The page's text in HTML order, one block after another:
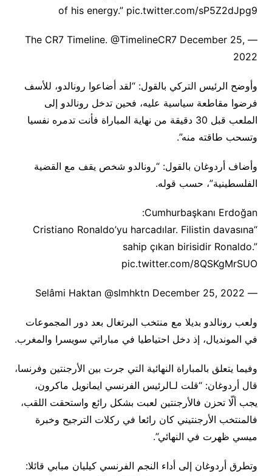
of his energy.” pic.twitter.com/sP5Z2dJpg9
— The CR7 Timeline. @TimelineCR7 December 25,
2022
وأوضح الرئيس التركي بالقول: “لقد أضاعوا رونالدو، للأسف
فرضوا مقاطعة سياسية عليه، فحين تدخل رونالدو إلى
الملعب قبل 30 دقيقة من نهاية المباراة فأنت تدمره نفسيا
وتسحب طاقته منه”.
وأضاف أردوغان بالقول: “رونالدو شخص يقف مع القضية
الفلسطينية”، حسب قوله.
Cumhurbaşkanı Erdoğan:
“Cristiano Ronaldo’yu harcadılar. Filistin davasına
sahip çıkan birisidir Ronaldo.”
pic.twitter.com/8QSKgMrSUO
— Selâmi Haktan @slmhktn December 25, 2022
ولعب رونالدو بديلا مع منتخب البرتغال بعد دور المجموعات
في المونديال، إذ دخل احتياطيا في مباراتي سويسرا والمغرب.
وفيما يتعلق بالمباراة النهائية التي جرت بين الأرجنتين وفرنسا،
قال أردوغان: “قلت لـالرئيس الفرنسي ايمانويل ماكرون،
يجب ألّا تحزن فالأرجنتين لعبت بشكل رائع واستحقت اللقب،
فالمنتخب الأرجنتيني كان رائعا في ركلات الترجيح وخبرة
ميسي ظهرت في النهائي”.
وتطرق أردوغان إلى أداء النجم الفرنسي كيليان مبابي قائلا: